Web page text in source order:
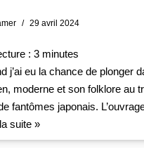
29 avril 2024
: 3 minutes
j’ai eu la chance de plonger
moderne et son folklore au
fantômes japonais.
suite »